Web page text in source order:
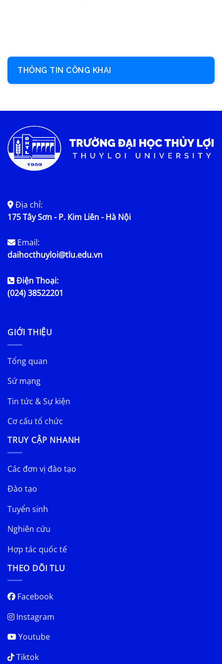
THÔNG TIN CÔNG KHAI
Địa chỉ:
175 Tây Sơn - P. Kim Liên - Hà Nội
Email:
daihocthuyloi@tlu.edu.vn
Điện Thoại:
(024) 38522201
GIỚI THIỆU
Tổng quan
Sứ mạng
Tin tức & Sự kiện
Cơ cấu tổ chức
TRUY CẬP NHANH
Các đơn vị đào tạo
Đào tạo
Tuyển sinh
Nghiên cứu
Hợp tác quốc tế
THEO DÕI TLU
Facebook
Instagram
Youtube
Tiktok